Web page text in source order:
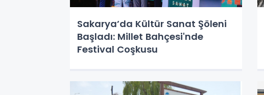
Sakarya’da Kültür Sanat Şöleni
Başladı: Millet Bahçesi'nde
Festival Coşkusu